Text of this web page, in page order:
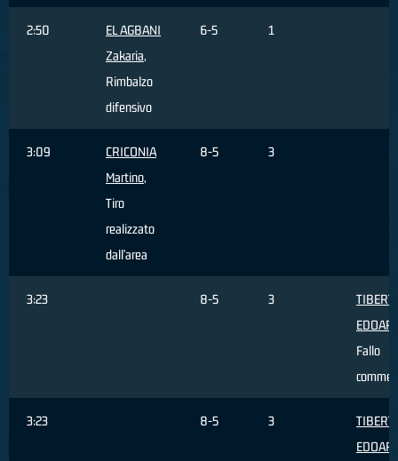
2:50
EL AGBANI
Zakaria,
Rimbalzo
difensivo
6-5 1
3:09
CRICONIA
Martino,
Tiro
realizzato
dall'area
8-5 3
3:23 8-5 3
TIBERTI
Fallo
3:23 8-5 3
TIBERTI